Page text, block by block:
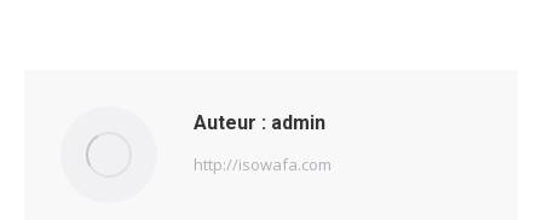
Auteur : admin
http://isowafa.com